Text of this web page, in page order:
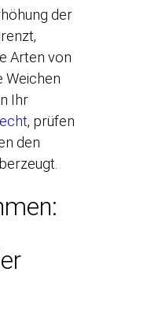
der
Arten von
Weichen
Ihr
, prüfen
den